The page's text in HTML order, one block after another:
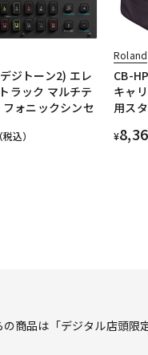
ジトーン2) エレ
ラック マルチテ
ォニックシンセ
（税込）
Roland
CB-
キャ
用ス
¥
商品は「デジタル店頭限